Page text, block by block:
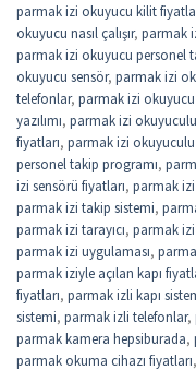
parmak izi okuyucu kilit
okuyucu nasıl çalışır, parmak
parmak izi okuyucu personel
okuyucu sensör, parmak izi
telefonlar, parmak izi
yazılımı, parmak izi
fiyatları, parmak izi okuyuculu
personel takip programı,
izi sensörü fiyatları, parmak
parmak izi takip sistemi,
parmak izi tarayıcı, parmak
parmak izi uygulaması,
parmak iziyle açılan kapı
fiyatları, parmak izli kapı
sistemi, parmak izli telefonlar,
parmak kamera hepsiburada,
parmak okuma cihazı fiyatları,